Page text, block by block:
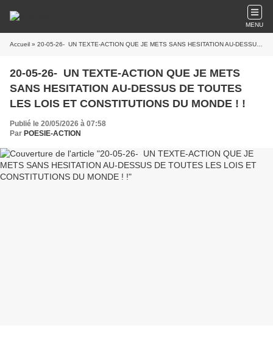
MENU
Accueil » 20-05-26- UN TEXTE-ACTION QUE JE METS SANS HESITATION AU-DESSUS DE TOUTES LES LOIS ET CONSTITUTIONS DU MONDE ! !
20-05-26- UN TEXTE-ACTION QUE JE METS
SANS HESITATION AU-DESSUS DE TOUTES
LES LOIS ET CONSTITUTIONS DU MONDE ! !
Publié le 20/05/2026 à 07:58
Par POESIE-ACTION